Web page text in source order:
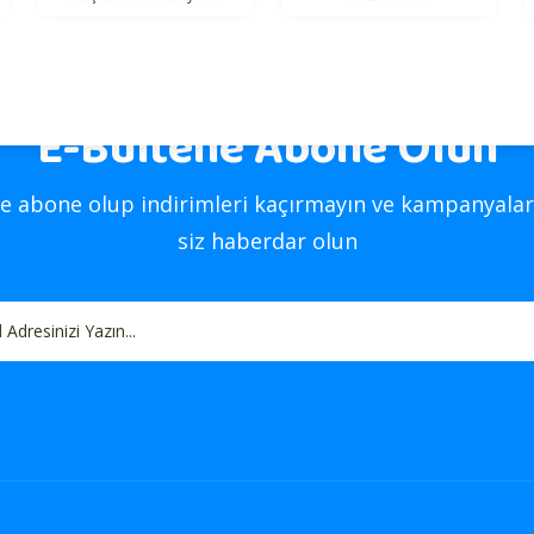
Gönder
E-Bültene Abone Olun
abone olup indirimleri kaçırmayın ve
siz haberdar olun